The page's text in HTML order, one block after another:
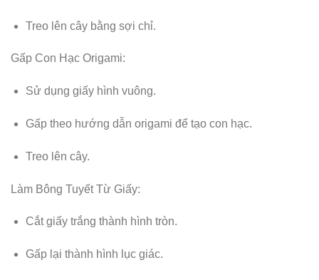
Treo lên cây bằng sợi chỉ.
Gấp Con Hạc Origami:
Sử dụng giấy hình vuông.
Gấp theo hướng dẫn origami để tạo con hạc.
Treo lên cây.
Làm Bông Tuyết Từ Giấy:
Cắt giấy trắng thành hình tròn.
Gấp lại thành hình lục giác.